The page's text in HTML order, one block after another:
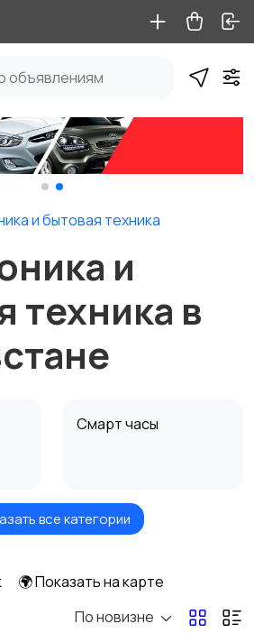
и бытовая техника
и
техника в
Смарт часы
Фото и видеокамеры
все категории
🌍 Показать на карте
По новизне